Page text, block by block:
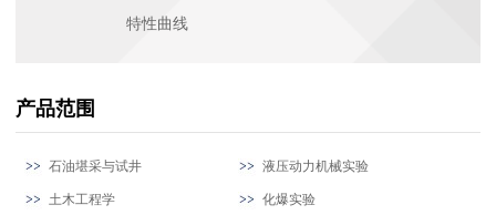
特性曲线
产品范围
石油堪采与试井 液压动力机械实验
土木工程学 化爆实验